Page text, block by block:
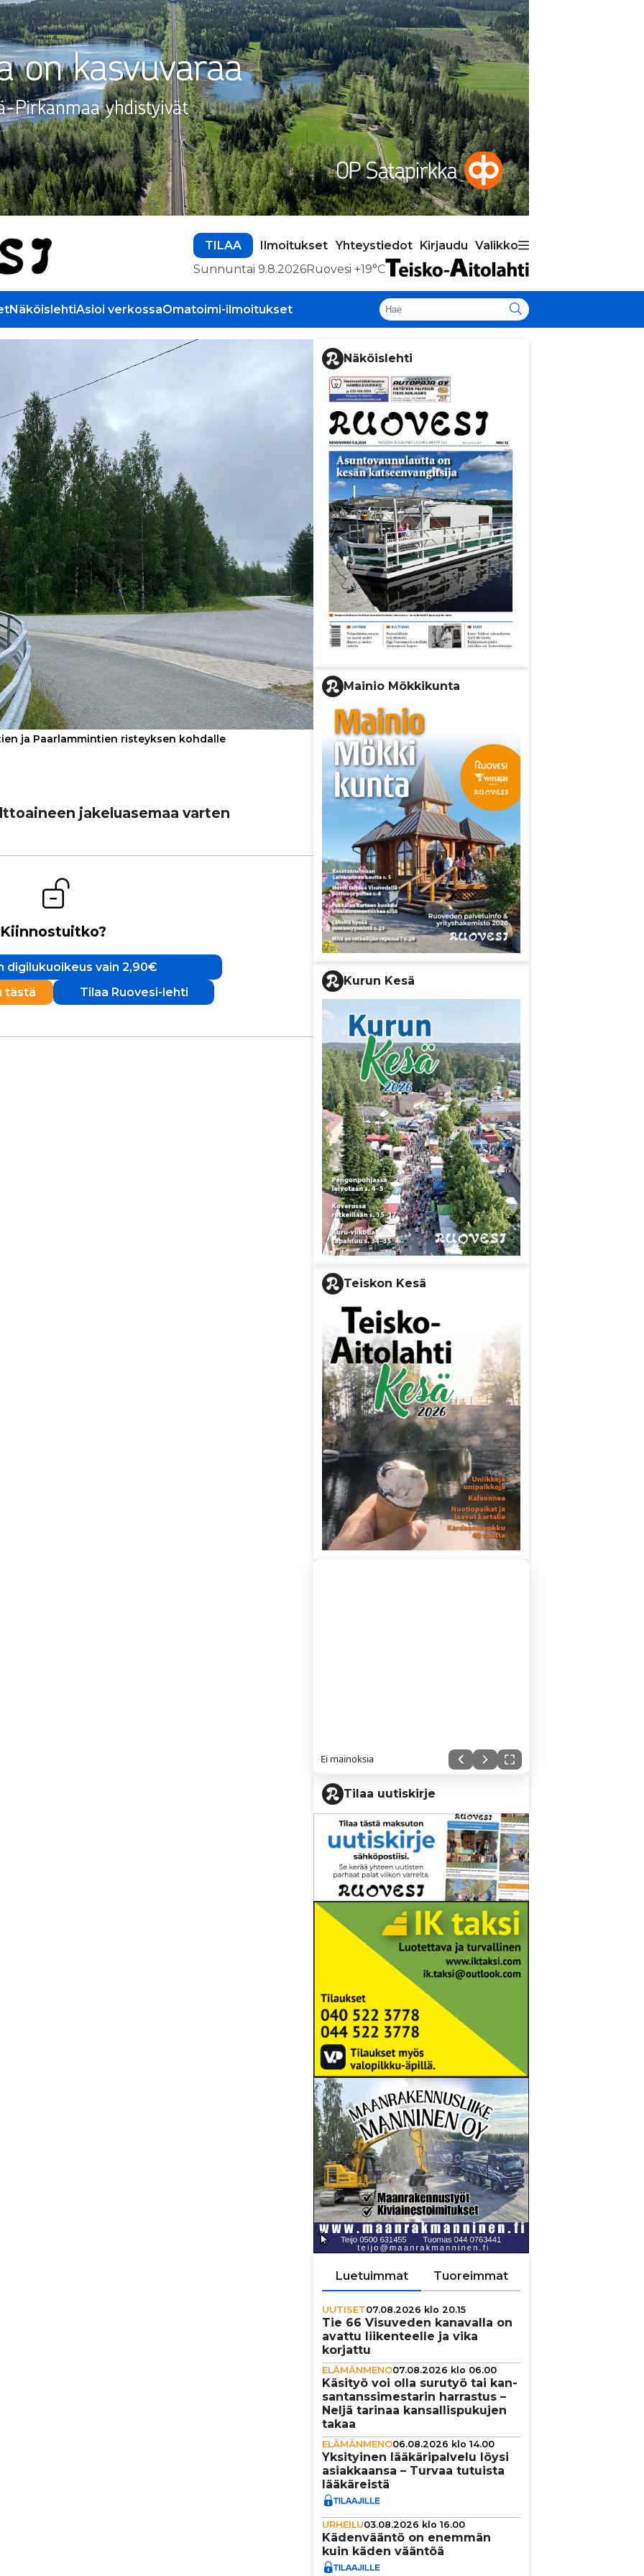
TILAA Ilmoitukset Yhteystiedot Kirjaudu Valikko
Sunnuntai 9.8.2026Ruovesi +19°C
NäköislehtiAsioi verkossaOmatoimi-ilmoitukset
ja Paarlammintien risteyksen kohdalle
jake­lu­a­se­maa varten
Kiinnostuitko?
digilukuoikeus vain 2,90€
tästä
Tilaa Ruovesi-lehti
Näköislehti
Mainio Mökkikunta
Kurun Kesä
Teiskon Kesä
Ei mainoksia
Tilaa uutiskirje
Luetuimmat Tuoreimmat
UUTISET07.08.2026 klo 20.15
Tie 66 Visuveden kanavalla on
avattu lii­ken­teelle ja vika
korjattu
ELÄMÄNMENO07.08.2026 klo 06.00
Käsityö voi olla surutyö tai kan­
san­tans­si­mes­ta­rin harrastus –
Neljä tarinaa kan­sal­lis­pu­ku­jen
takaa
ELÄMÄNMENO06.08.2026 klo 14.00
Yksi­tyi­nen lää­kä­ri­pal­velu löysi
asi­ak­kaansa – Turvaa tutuista
lää­kä­reistä
URHEILU03.08.2026 klo 16.00
Käden­vääntö on enemmän
kuin käden vääntöä